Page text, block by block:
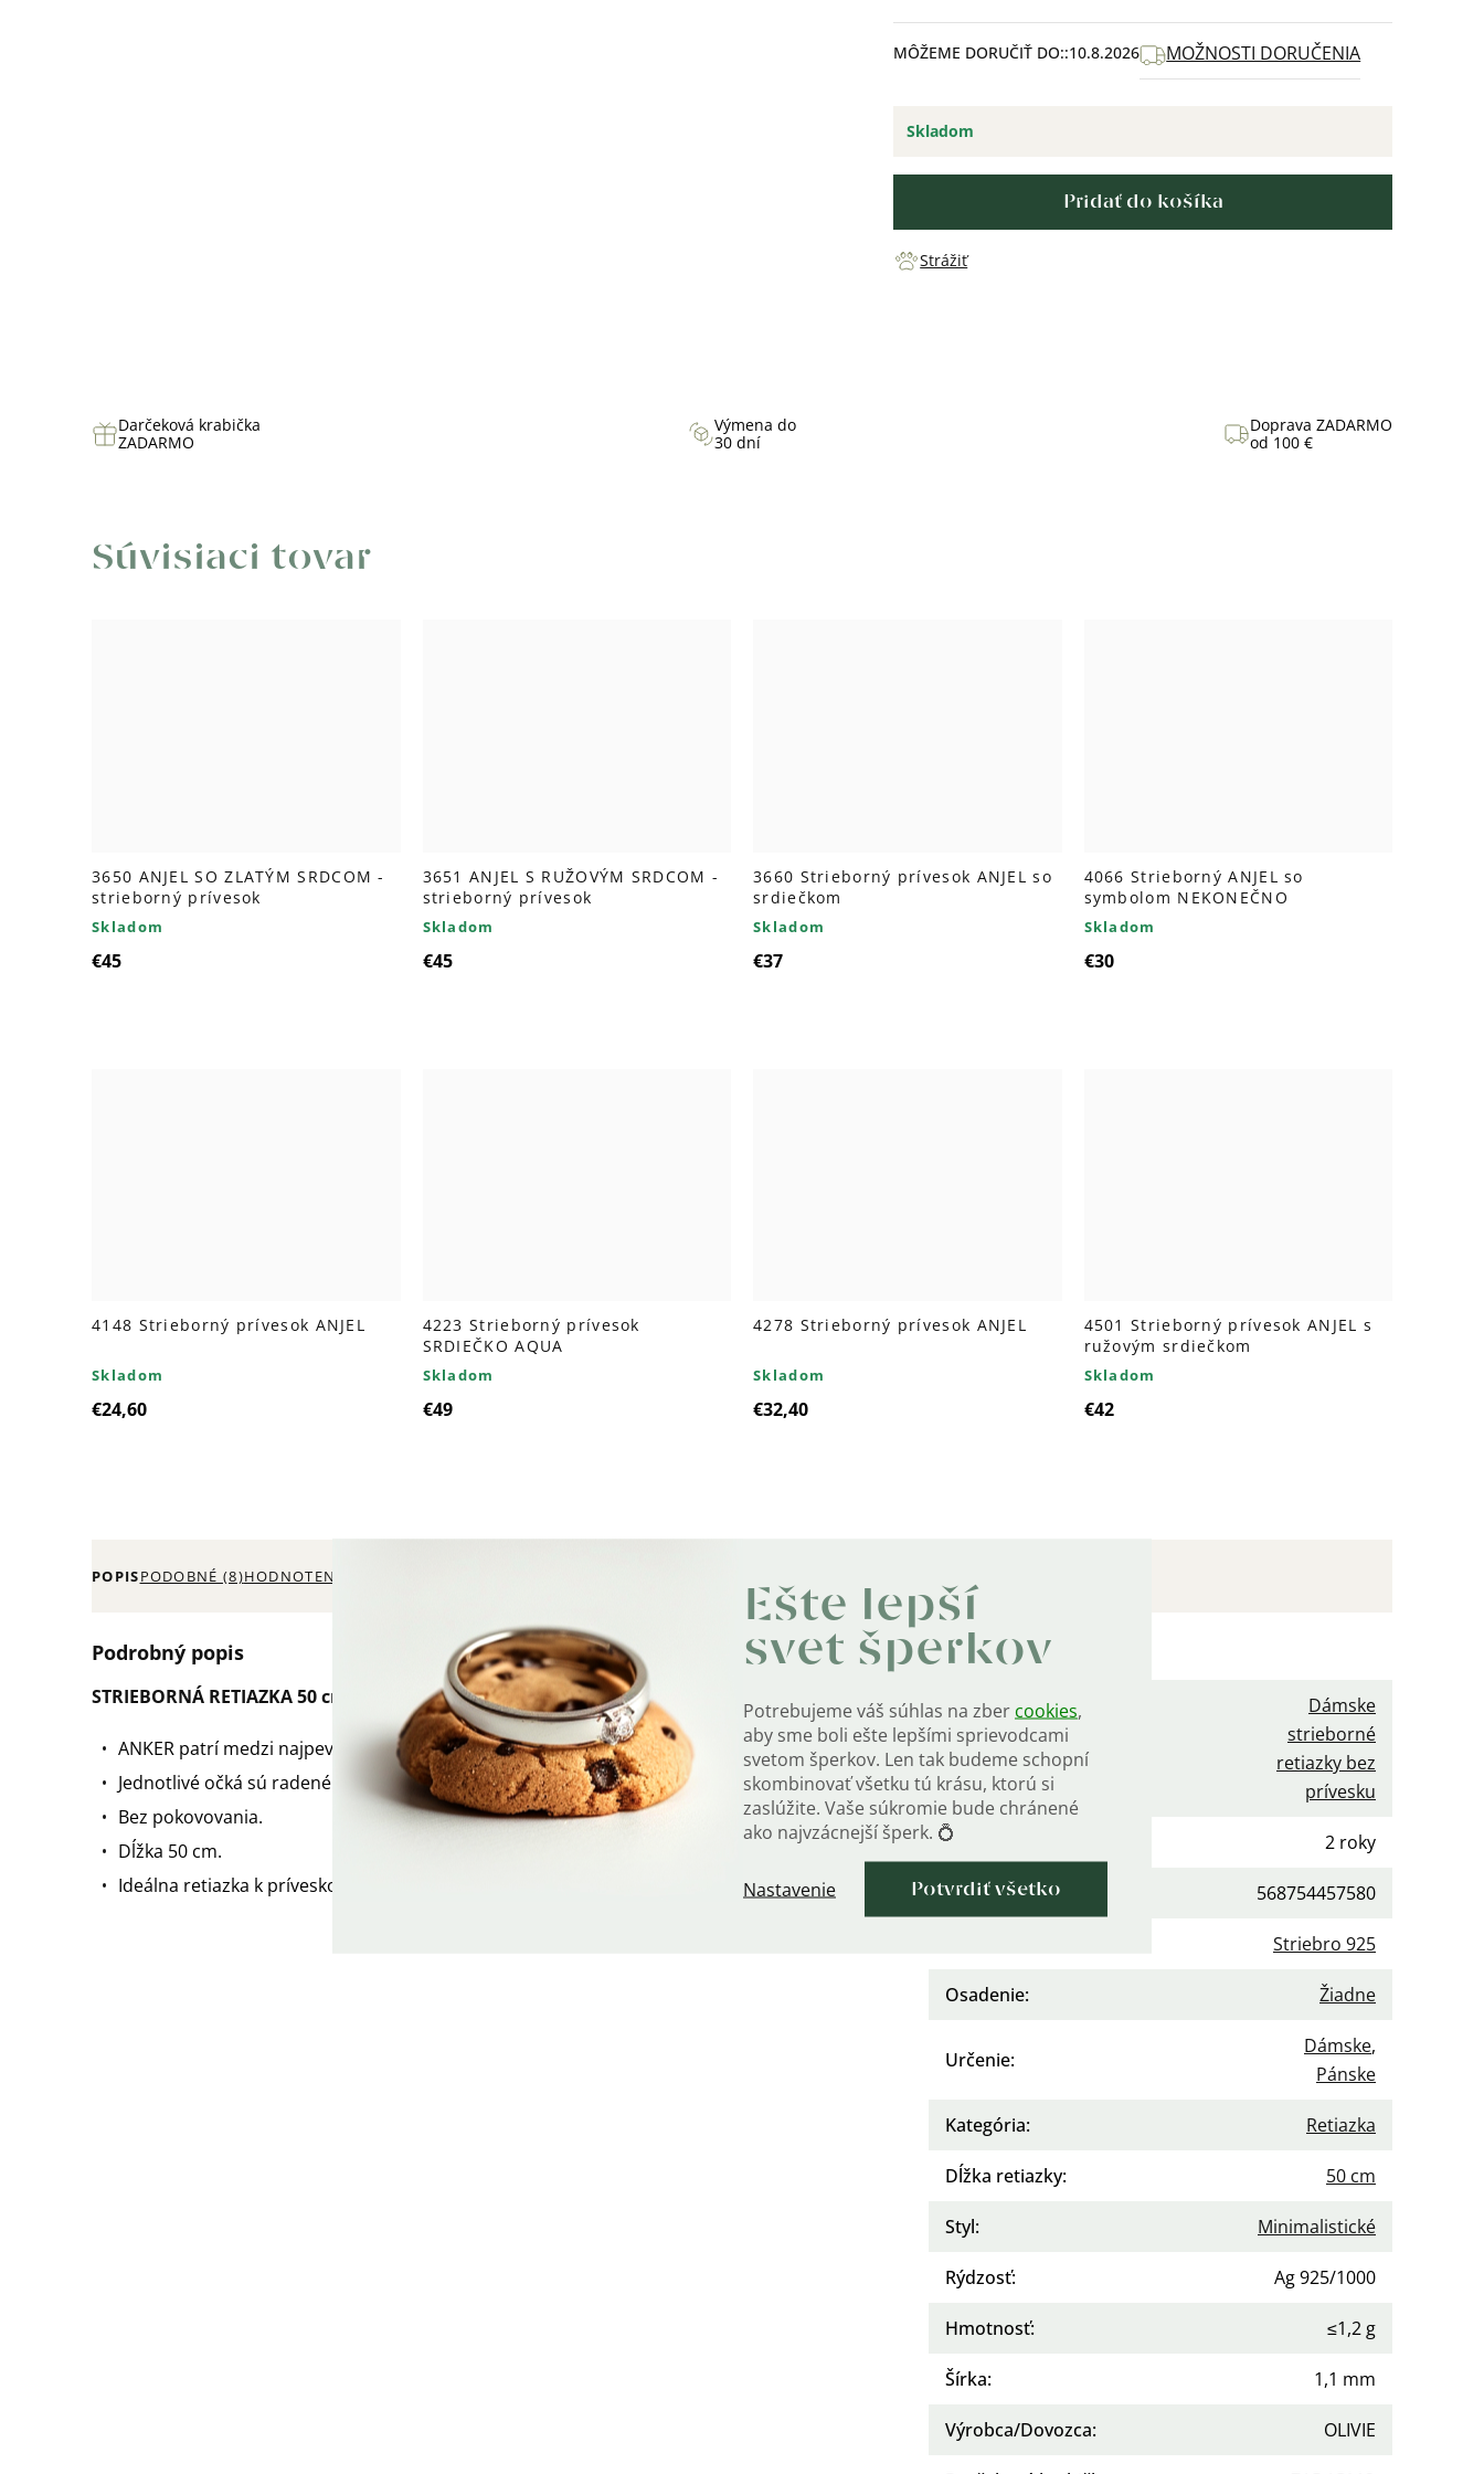
Ešte lepší
svet šperkov
Potrebujeme váš súhlas na zber cookies,
aby sme boli ešte lepšími sprievodcami
svetom šperkov. Len tak budeme schopní
skombinovať všetku tú krásu, ktorú si
zaslúžite. Vaše súkromie bude chránené
ako najvzácnejší šperk. 💍
Nastavenie Potvrdiť všetko
cena:
Skladom
MÔŽEME DORUČIŤ DO: 10.8.2026 MOŽNOSTI DORUČENIA
Pridať do košíka
Strážiť
Darčeková krabička
ZADARMO
Výmena do
30 dní
Doprava ZADARMO
od 100 €
Súvisiaci tovar
3650 ANJEL SO ZLATÝM SRDCOM -
strieborný prívesok
Skladom
€45
3651 ANJEL S RUŽOVÝM SRDCOM -
strieborný prívesok
Skladom
€45
3660 Strieborný prívesok ANJEL so
srdiečkom
Skladom
€37
4066 Strieborný ANJEL so
symbolom NEKONEČNO
Skladom
€30
4148 Strieborný prívesok ANJEL
Skladom
€24,60
4223 Strieborný prívesok
SRDIEČKO AQUA
Skladom
€49
4278 Strieborný prívesok ANJEL
Skladom
€32,40
4501 Strieborný prívesok ANJEL s
ružovým srdiečkom
Skladom
€42
POPISPODOBNÉ (8)HODNOTENIE (11)
Podrobný popis
STRIEBORNÁ RETIAZKA 50 cm ANKER
ANKER patrí medzi najpevnejšie a najspoľahlivejšie typy retiazok.
Jednotlivé očká sú radené kolmo k sebe.
Bez pokovovania.
Dĺžka 50 cm.
Ideálna retiazka k príveskom.
Dodatočné parametre
Kategória:
Dámske
strieborné
retiazky bez
prívesku
Záruka 2 roky
EAN: 568754457580
Striebro 925
Osadenie: Žiadne
Určenie:
Dámske,
Pánske
Kategória: Retiazka
Dĺžka retiazky: 50 cm
Styl: Minimalistické
Rýdzosť: Ag 925/1000
Hmotnosť: ≤1,2 g
Šírka: 1,1 mm
Výrobca/Dovozca: OLIVIE